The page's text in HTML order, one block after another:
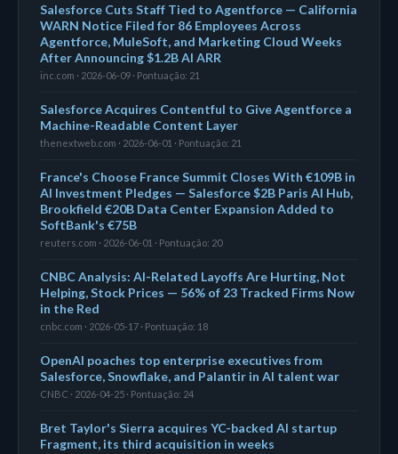
Salesforce Cuts Staff Tied to Agentforce — California
WARN Notice Filed for 86 Employees Across
Agentforce, MuleSoft, and Marketing Cloud Weeks
After Announcing $1.2B AI ARR
inc.com · 2026-06-09 · Pontuação: 21
Salesforce Acquires Contentful to Give Agentforce a
Machine-Readable Content Layer
thenextweb.com · 2026-06-01 · Pontuação: 21
France's Choose France Summit Closes With €109B in
AI Investment Pledges — Salesforce $2B Paris AI Hub,
Brookfield €20B Data Center Expansion Added to
SoftBank's €75B
reuters.com · 2026-06-01 · Pontuação: 20
CNBC Analysis: AI-Related Layoffs Are Hurting, Not
Helping, Stock Prices — 56% of 23 Tracked Firms Now
in the Red
cnbc.com · 2026-05-17 · Pontuação: 18
OpenAI poaches top enterprise executives from
Salesforce, Snowflake, and Palantir in AI talent war
CNBC · 2026-04-25 · Pontuação: 24
Bret Taylor's Sierra acquires YC-backed AI startup
Fragment, its third acquisition in weeks